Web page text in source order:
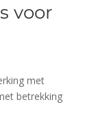
voor
met
betrekking